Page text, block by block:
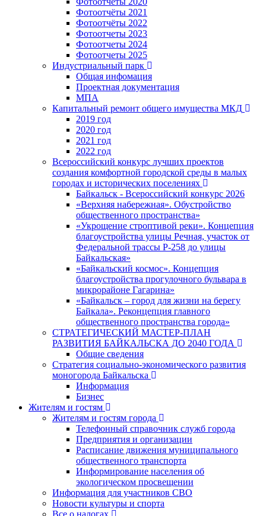
Фотоотчёты 2021
Фотоотчёты 2022
Фотоотчеты 2023
Фотоотчеты 2024
Фотоотчеты 2025
Индустриальный парк
Общая инфомация
Проектная документация
МПА
Капитальный ремонт общего имущества МКД
2019 год
2020 год
2021 год
2022 год
Всероссийский конкурс лучших проектов
создания комфортной городской среды в малых
городах и исторических поселениях
Байкальск - Всероссийский конкурс 2026
«Верхняя набережная». Обустройство
общественного пространства»
«Укрощение строптивой реки». Концепция
благоустройства улицы Речная, участок от
Федеральной трассы Р-258 до улицы
Байкальская»
«Байкальский космос». Концепция
благоустройства прогулочного бульвара в
микрорайоне Гагарина»
«Байкальск – город для жизни на берегу
Байкала». Реконцепция главного
общественного пространства города»
СТРАТЕГИЧЕСКИЙ МАСТЕР-ПЛАН
РАЗВИТИЯ БАЙКАЛЬСКА ДО 2040 ГОДА
Общие сведения
Стратегия социально-экономического развития
моногорода Байкальска
Информация
Бизнес
Жителям и гостям
Жителям и гостям города
Телефонный справочник служб города
Предприятия и организации
Расписание движения муниципального
общественного транспорта
Информирование населения об
экологическом просвещении
Информация для участников СВО
Новости культуры и спорта
Все о налогах